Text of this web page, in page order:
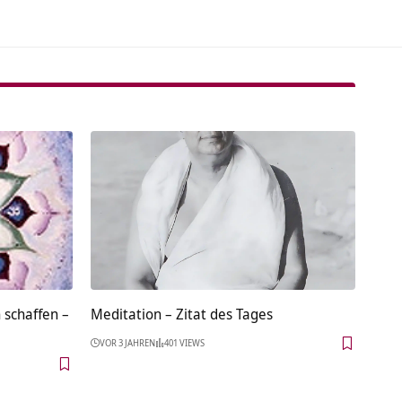
–
Meditation – Zitat des Tages
VOR 3 JAHREN 401 VIEWS